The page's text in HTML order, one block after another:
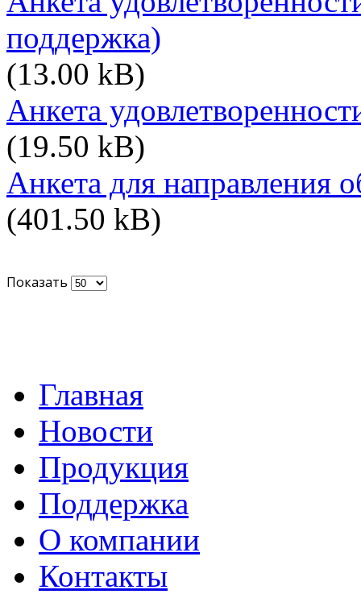
поддержка)
(13.00 kB)
Анкета
(19.50 kB)
Анкета для направления
(401.50 kB)
Показать
Главная
Новости
Продукция
Поддержка
О компании
Контакты